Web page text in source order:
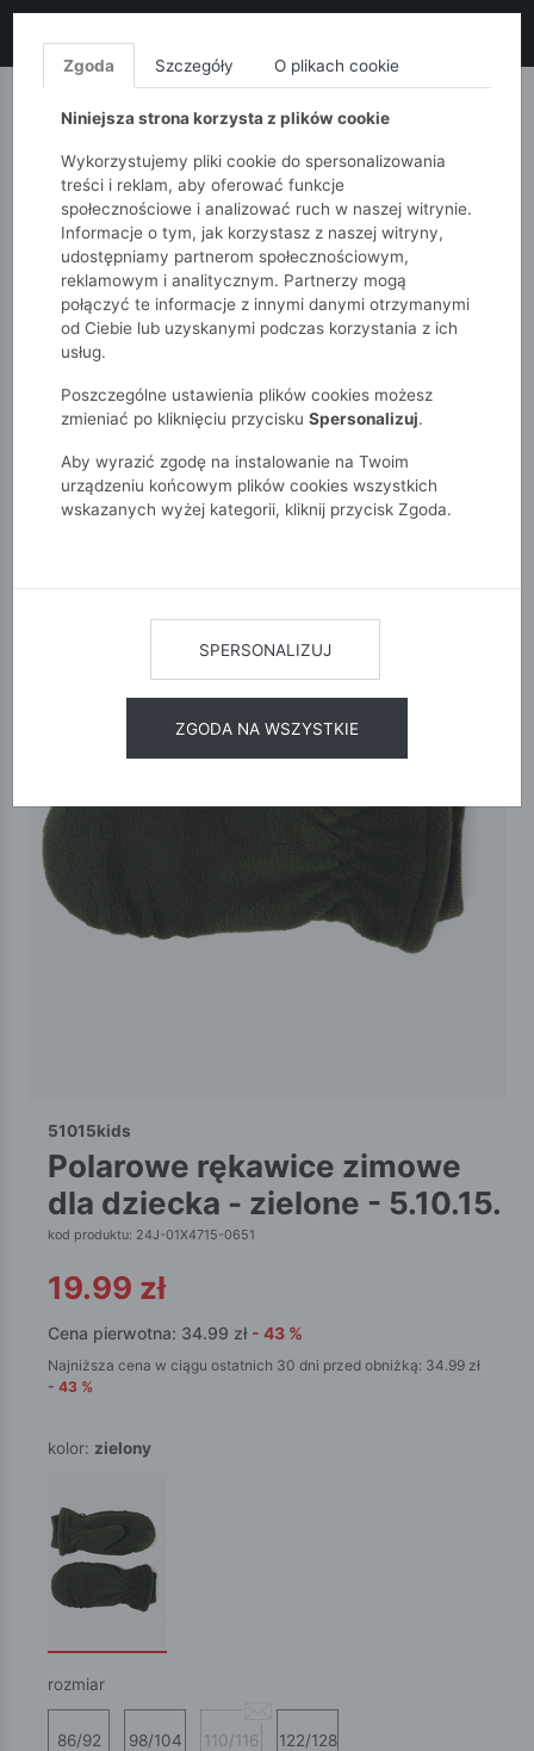
MONNARI QUIOSQUE
51015kids
Chłopcy 2-7 lat
Polarowe rękawice zimowe dla dziecka - zielone - 5.10.15.
51015kids
polarowe rękawice zimowe
dla dziecka - zielone - 5.10.15.
kod produktu: 24J-01X4715-0651
19.99 zł
Cena pierwotna: 34.99 zł - 43 %
Najniższa cena w ciągu ostatnich 30 dni przed obniżką: 34.99 zł
- 43 %
kolor: zielony
rozmiar
86/92 98/104 110/116 122/128
Zgoda Szczegóły O plikach cookie
Niniejsza strona korzysta z plików cookie
Wykorzystujemy pliki cookie do spersonalizowania
treści i reklam, aby oferować funkcje
społecznościowe i analizować ruch w naszej witrynie.
Informacje o tym, jak korzystasz z naszej witryny,
udostępniamy partnerom społecznościowym,
reklamowym i analitycznym. Partnerzy mogą
połączyć te informacje z innymi danymi otrzymanymi
od Ciebie lub uzyskanymi podczas korzystania z ich
usług.
Poszczególne ustawienia plików cookies możesz
zmieniać po kliknięciu przycisku Spersonalizuj.
Aby wyrazić zgodę na instalowanie na Twoim
urządzeniu końcowym plików cookies wszystkich
wskazanych wyżej kategorii, kliknij przycisk Zgoda.
SPERSONALIZUJ
ZGODA NA WSZYSTKIE